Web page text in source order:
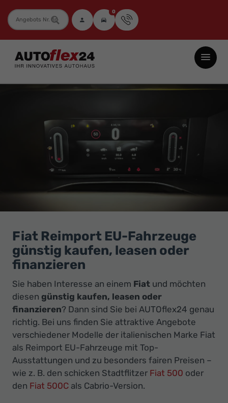
Fahrzeugnummer 0
Autoflex24
GmbH
-
Jahreswagen
Gebrauchtwagen
Ihr
Innovatives
Autohaus
Fiat Reimport EU-Fahrzeuge
günstig kaufen, leasen oder
finanzieren
Sie haben Interesse an einem Fiat und möchten
diesen günstig kaufen, leasen oder
finanzieren? Dann sind Sie bei AUTOflex24 genau
richtig. Bei uns finden Sie attraktive Angebote
verschiedener Modelle der italienischen Marke Fiat
als Reimport EU-Fahrzeuge mit Top-
Ausstattungen und zu besonders fairen Preisen –
wie z. B. den schicken Stadtflitzer Fiat 500 oder
den Fiat 500C als Cabrio-Version.